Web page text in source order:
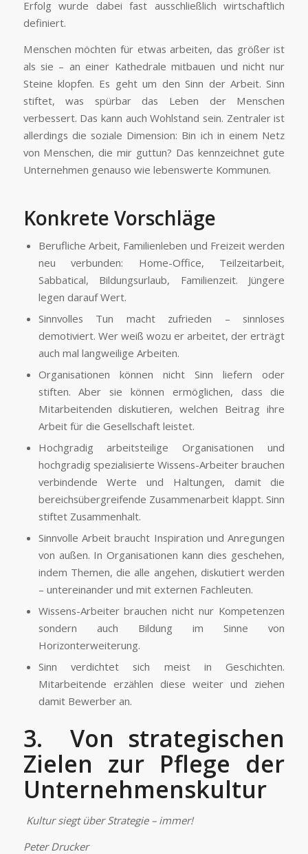
Erfolg wurde dabei fast ausschließlich wirtschaftlich
definiert.
Menschen möchten für etwas arbeiten, das größer ist
als sie – an einer Kathedrale mitbauen und nicht nur
Steine klopfen. Es geht um den Sinn der Arbeit. Sinn
stiftet, was spürbar das Leben der Menschen
verbessert. Das kann auch Wohlstand sein. Zentraler ist
allerdings die soziale Dimension: Bin ich in einem Netz
von Menschen, die mir guttun? Das kennzeichnet gute
Unter­nehmen genauso wie lebenswerte Kommunen.
Konkrete Vorschläge
Berufliche Arbeit, Familienleben und Freizeit werden
neu verbunden: Home-Office, Teilzeit­arbeit,
Sabbatical, Bildungsurlaub, Familienzeit. Jüngere
legen darauf Wert.
Sinnvolles Tun macht zufrieden – sinnloses
demotiviert. Wer weiß wozu er arbeitet, der erträgt
auch mal langweilige Arbeiten.
Organisationen können nicht Sinn liefern oder
stiften. Aber sie können ermöglichen, dass die
Mitarbeitenden diskutieren, welchen Beitrag ihre
Arbeit für die Gesellschaft leistet.
Hochgradig arbeitsteilige Organisationen und
hochgradig spezialisierte Wissens-Arbeiter brauchen
verbindende Werte und Haltungen, damit die
bereichsübergreifende Zusammen­arbeit klappt. Sinn
stiftet Zusammenhalt.
Sinnvolle Arbeit braucht Inspiration und Anregungen
von außen. In Organisationen kann dies geschehen,
indem Themen, die alle angehen, diskutiert werden
– untereinander und mit externen Fachleuten.
Wissens-Arbeiter brauchen nicht nur Kompetenzen
sondern auch Bildung im Sinne von
Horizonterweiterung.
Sinn verdichtet sich meist in Geschichten.
Mitarbeitende erzählen diese weiter und ziehen
damit Bewerber an.
3. Von strategischen
Zielen zur Pflege der
Unternehmenskultur
Kultur siegt über Strategie – immer!
Peter Drucker